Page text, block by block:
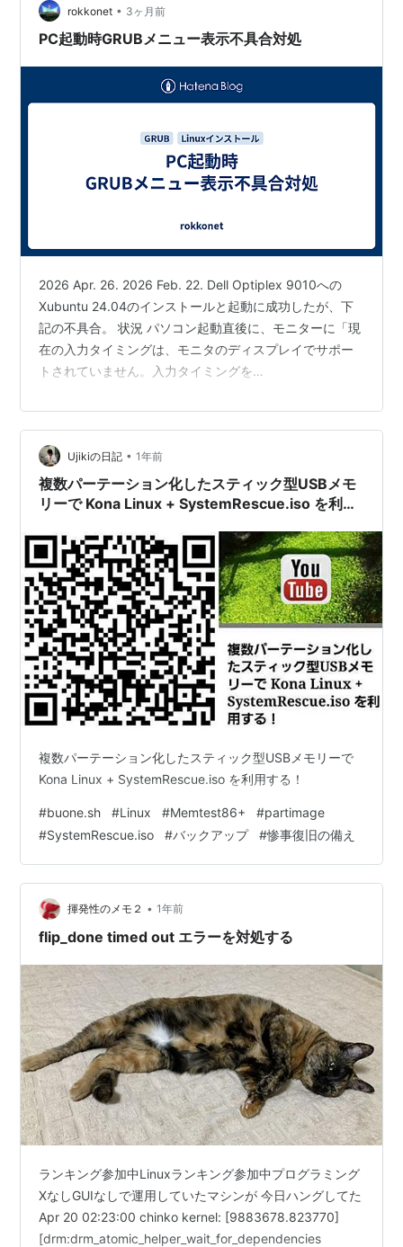
rokkonet • 3ヶ月前
PC起動時GRUBメニュー表示不具合対処
2026 Apr. 26. 2026 Feb. 22. Dell Optiplex 9010への
Xubuntu 24.04のインストールと起動に成功したが、下
記の不具合。 状況 パソコン起動直後に、モニターに「現
在の入力タイミングは、モニタのディスプレイでサポー
トされていません。入力タイミングを
モニタタイミングに変えてください」と表示される。 そ
の後、xubuntuのロゴが表示されるが、それは、モニタ
ーの画面からはみ出ていて、全体の4分の1程度、本来の
画面の左上部分が表されている。 その後、xubuntuのロ
ゴが正常に表示され、グ…
Ujikiの日記 • 1年前
複数パーテーション化したスティック型USBメモ
リーで Kona Linux + SystemRescue.iso を利用
複数パーテーション化したスティック型USBメモリーで
Kona Linux + SystemRescue.iso を利用する！
#buone.sh #Linux #Memtest86+ #partimage
#SystemRescue.iso #バックアップ #惨事復旧の備え
揮発性のメモ２ • 1年前
flip_done timed out エラーを対処する
ランキング参加中Linuxランキング参加中プログラミング
XなしGUIなしで運用していたマシンが 今日ハングしてた
Apr 20 02:23:00 chinko kernel: [9883678.823770]
[drm:drm_atomic_helper_wait_for_dependencies